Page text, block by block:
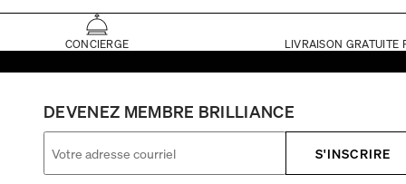
CONCIERGE LIVRAISON GRATUITE
DEVENEZ MEMBRE BRILLIANCE
S'INSCRIRE